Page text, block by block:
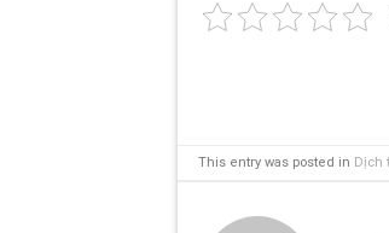
This entry was posted in Dịch